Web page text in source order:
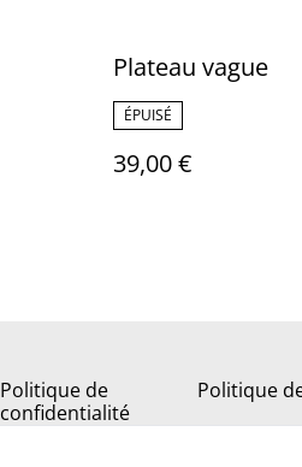
Plateau vague
ÉPUISÉ
39,00 €
Politique de
confidentialité
Politique